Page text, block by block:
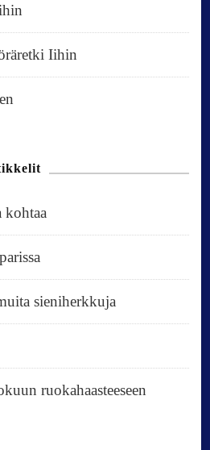
Iihin
kohtaa
sieniherkkuja
ruokahaasteeseen